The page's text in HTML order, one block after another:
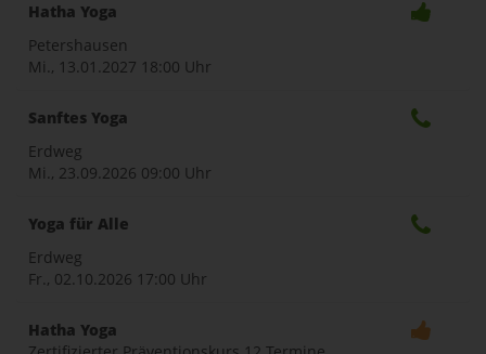
Hatha Yoga
Petershausen
Mi., 13.01.2027 18:00 Uhr
Sanftes Yoga
Erdweg
Mi., 23.09.2026 09:00 Uhr
Yoga für Alle
Erdweg
Fr., 02.10.2026 17:00 Uhr
Hatha Yoga